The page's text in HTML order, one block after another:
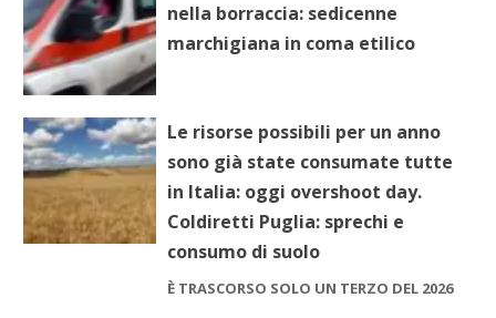
nella borraccia: sedicenne
marchigiana in coma etilico
Le risorse possibili per un anno
sono già state consumate tutte
in Italia: oggi overshoot day.
Coldiretti Puglia: sprechi e
consumo di suolo
È TRASCORSO SOLO UN TERZO DEL 2026